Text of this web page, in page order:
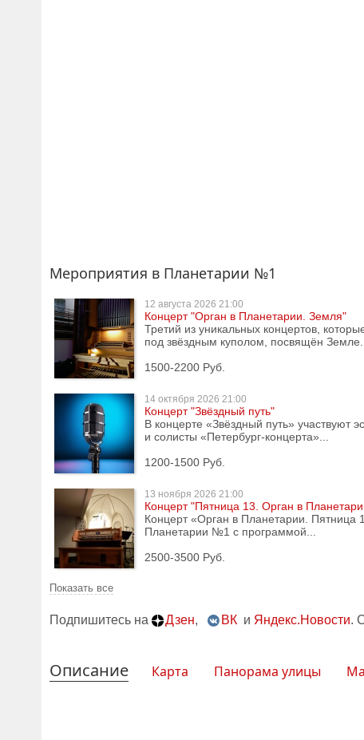
Мероприятия в Планетарии №1
12 августа 2026 21:00
Концерт "Орган в Планетарии. Земля"
Третий из уникальных концертов,
под звёздным куполом, посвящён Земле...
1500-2200 Руб.
14 октября 2026 21:00
Концерт "Звёздный путь"
В концерте «Звёздный путь» участвуют
и солисты «Петербург-концерта»...
1200-1500 Руб.
13 ноября 2026 21:00
Концерт "Пятница 13. Орган в
Концерт «Орган в Планетарии. Пятница
Планетарии №1 с программой...
2500-3500 Руб.
Показать все
Подпишитесь на Дзен, ВК и Яндекс.Новости.
Описание Карта Панорама улицы